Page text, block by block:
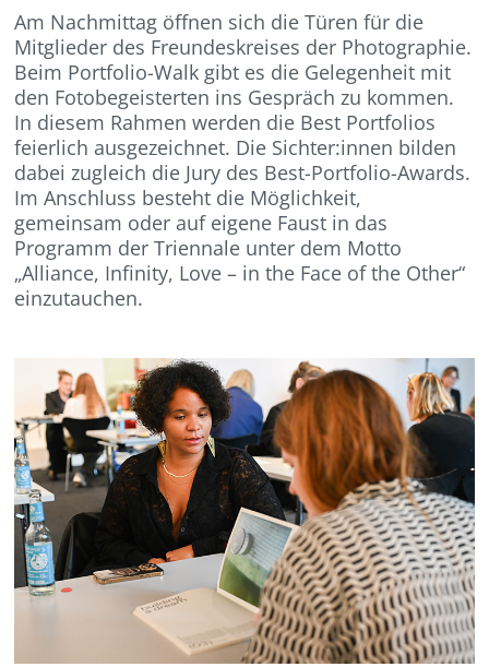
Am Nachmittag öffnen sich die Türen für die
Mitglieder des Freundeskreises der Photographie.
Beim Portfolio-Walk gibt es die Gelegenheit mit
den Fotobegeisterten ins Gespräch zu kommen.
In diesem Rahmen werden die Best Portfolios
feierlich ausgezeichnet. Die Sichter:innen bilden
dabei zugleich die Jury des Best-Portfolio-Awards.
Im Anschluss besteht die Möglichkeit,
gemeinsam oder auf eigene Faust in das
Programm der Triennale unter dem Motto
„Alliance, Infinity, Love – in the Face of the Other“
einzutauchen.